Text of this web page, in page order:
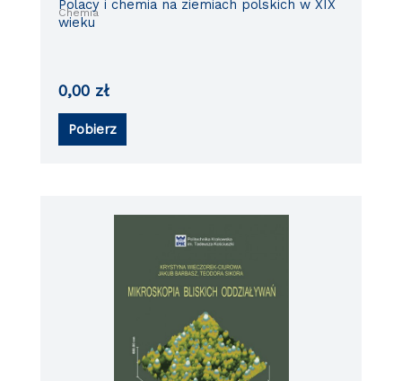
Chemia
Polacy i chemia na ziemiach polskich w XIX
wieku
0,00 zł
Pobierz